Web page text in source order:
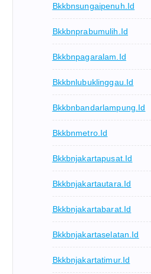
Bkkbnsungaipenuh.id
Bkkbnprabumulih.id
Bkkbnpagaralam.id
Bkkbnlubuklinggau.id
Bkkbnbandarlampung.id
Bkkbnmetro.id
Bkkbnjakartapusat.id
Bkkbnjakartautara.id
Bkkbnjakartabarat.id
Bkkbnjakartaselatan.id
Bkkbnjakartatimur.id